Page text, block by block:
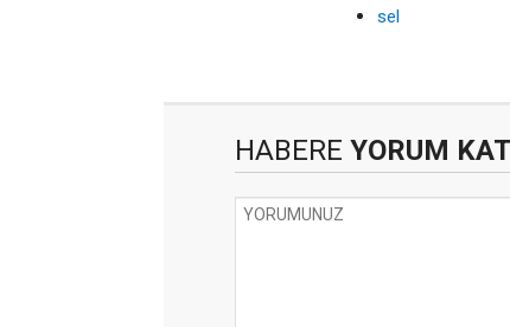
sel
HABERE YORUM KAT